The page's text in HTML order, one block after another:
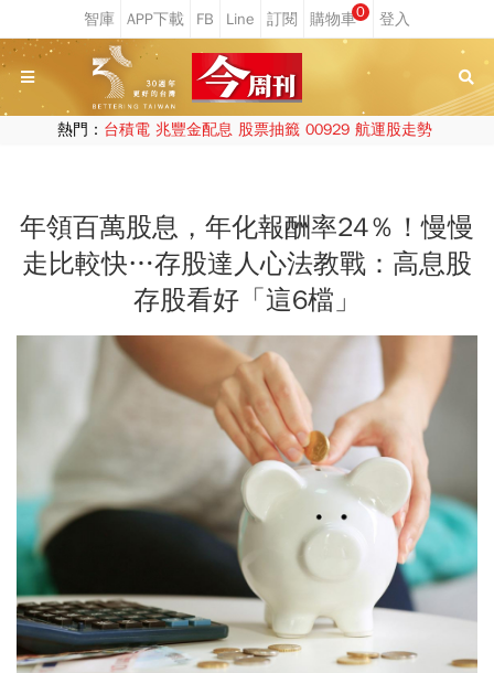
0
熱門： 台積電 兆豐金配息 股票抽籤 00929 航運股走勢
年領百萬股息，年化報酬率24％！慢慢
走比較快…存股達人心法教戰：高息股
存股看好「這6檔」